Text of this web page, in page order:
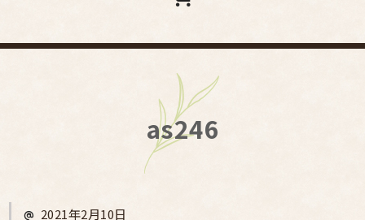
as246
2021年2月10日